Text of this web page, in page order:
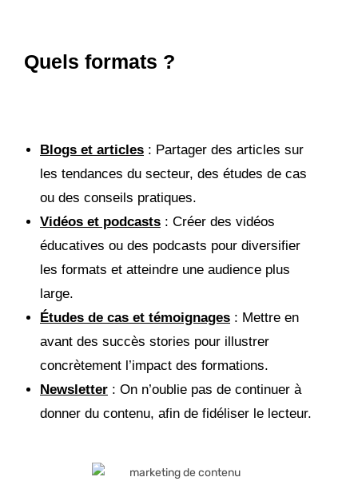
Quels formats ?
Blogs et articles : Partager des articles sur
les tendances du secteur, des études de cas
ou des conseils pratiques.
Vidéos et podcasts : Créer des vidéos
éducatives ou des podcasts pour diversifier
les formats et atteindre une audience plus
large.
Études de cas et témoignages : Mettre en
avant des succès stories pour illustrer
concrètement l’impact des formations.
Newsletter : On n’oublie pas de continuer à
donner du contenu, afin de fidéliser le lecteur.